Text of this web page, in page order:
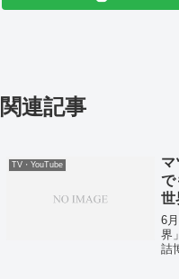
関連記事
TV・YouTube
マ
で
世
6
界
詰